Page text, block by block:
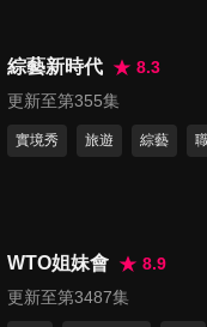
第44集 以色
朗 美拉得住？
率破滅 無人聲
綜藝新時代
8.3
更新至第355集
實境秀 旅遊 綜藝
WTO姐妹會
8.9
更新至第3487集